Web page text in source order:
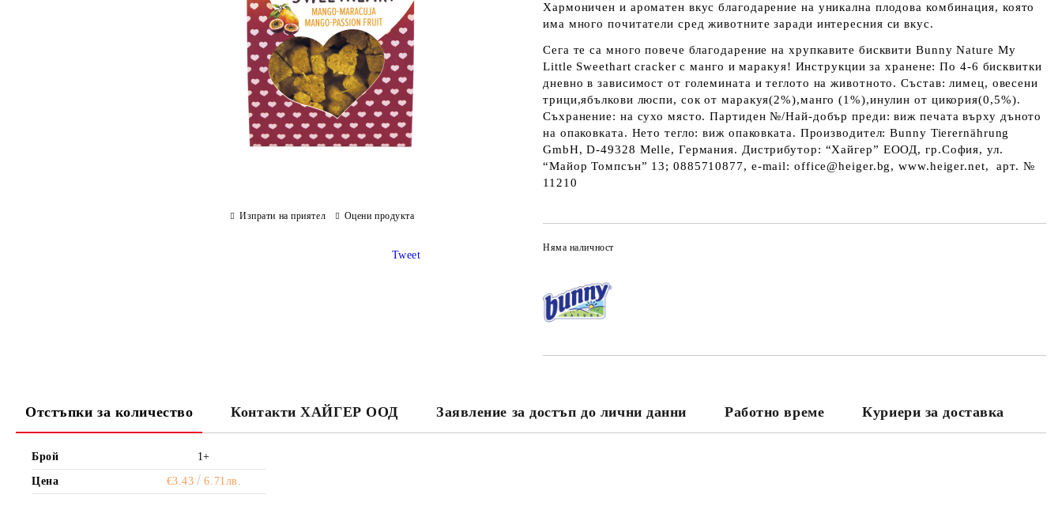
Хармоничен и ароматен вкус благодарение на уникална плодова комбинация, която
има много почитатели сред животните заради интересния си вкус.
Сега те са много повече благодарение на хрупкавите бисквити Bunny Nature My
Little Sweethart cracker с манго и маракуя! Инструкции за хранене: По 4-6 бисквитки
дневно в зависимост от големината и теглото на животното. Състав: лимец, овесени
трици,ябълкови люспи, сок от маракуя(2%),манго (1%),инулин от цикория(0,5%).
Съхранение: на сухо място. Партиден №/Най-добър преди: виж печата върху дъното
на опаковката. Нето тегло: виж опаковката. Производител: Bunny Tierernährung
GmbH, D-49328 Melle, Германия. Дистрибутор: “Хайгер” ЕООД, гр.София, ул.
“Майор Томпсън” 13; 0885710877, e-mail: office@heiger.bg, www.heiger.net, арт. №
11210
Няма наличност
Изпрати на приятел Оцени продукта
Tweet
Отстъпки за количество Контакти ХАЙГЕР ООД Заявление за достъп до лични данни Работно време Куриери за доставка
Брой 1+
Цена €3.43 6.71лв.